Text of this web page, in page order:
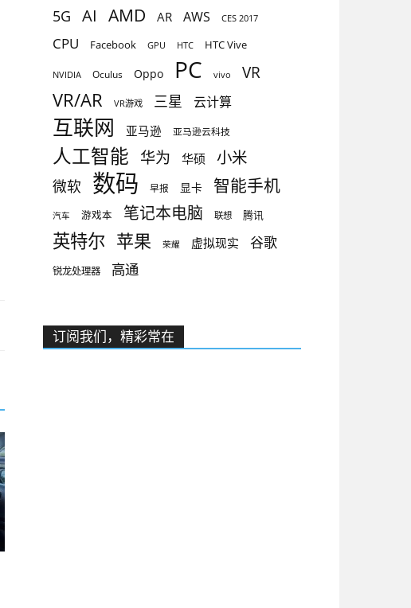
5G AI AMD AR AWS CES 2017
CPU Facebook GPU HTC HTC Vive
NVIDIA Oculus Oppo PC vivo VR
VR/AR VR游戏 三星 云计算
互联网 亚马逊 亚马逊云科技
人工智能 华为 华硕 小米
微软 数码 早报 显卡 智能手机
汽车 游戏本 笔记本电脑 联想 腾讯
英特尔 苹果 荣耀 虚拟现实 谷歌
锐龙处理器 高通
订阅我们，精彩常在